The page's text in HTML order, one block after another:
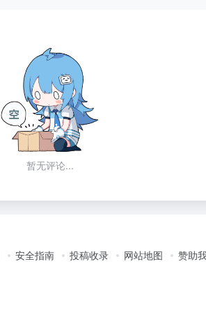
暂无评论...
安全指南 投稿收录 网站地图 赞助